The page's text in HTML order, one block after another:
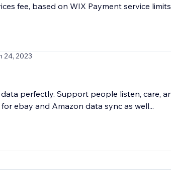
fee, based on WIX Payment service
24, 2023
perfectly. Support people listen, care,
ebay and Amazon data sync as well...